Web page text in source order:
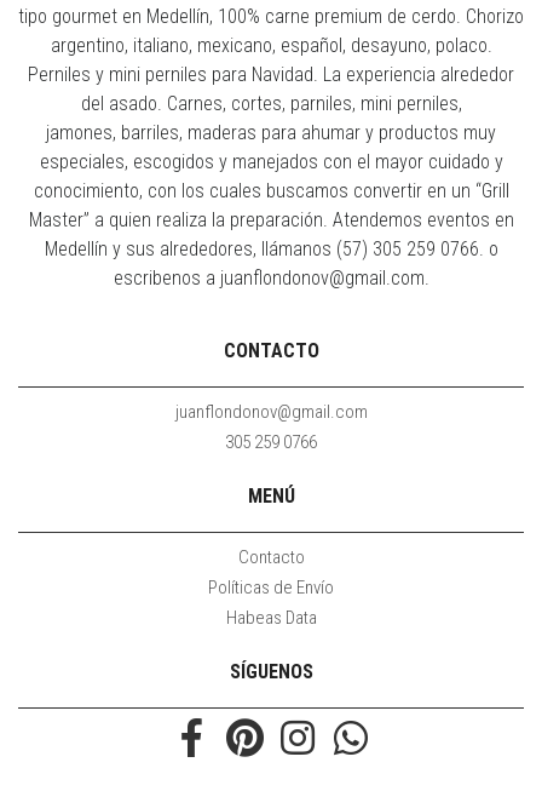
tipo gourmet en Medellín, 100% carne premium de cerdo. Chorizo
argentino, italiano, mexicano, español, desayuno, polaco.
Perniles y mini perniles para Navidad. La experiencia alrededor
del asado. Carnes, cortes, parniles, mini perniles,
jamones, barriles, maderas para ahumar y productos muy
especiales, escogidos y manejados con el mayor cuidado y
conocimiento, con los cuales buscamos convertir en un “Grill
Master” a quien realiza la preparación. Atendemos eventos en
Medellín y sus alrededores, llámanos (57) 305 259 0766. o
escribenos a juanflondonov@gmail.com.
CONTACTO
juanflondonov@gmail.com
305 259 0766
MENÚ
Contacto
Políticas de Envío
Habeas Data
SÍGUENOS